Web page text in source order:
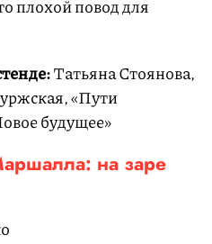
плохой повод для
Татьяна Стоянова,
«Пути
будущее»
на заре